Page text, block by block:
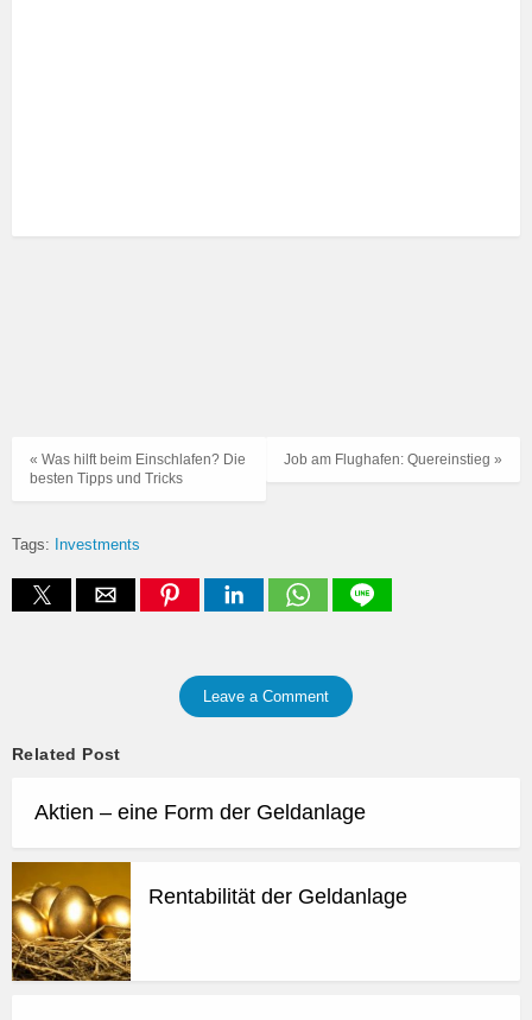
Job am Flughafen: Quereinstieg »
« Was hilft beim Einschlafen? Die
besten Tipps und Tricks
Tags: Investments
Leave a Comment
Related Post
Aktien – eine Form der Geldanlage
Rentabilität der Geldanlage